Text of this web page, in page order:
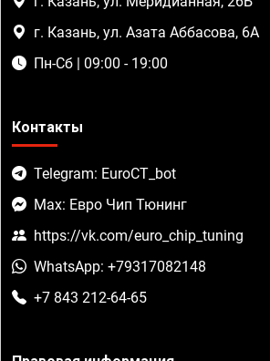
г. Казань, ул. Азата Аббасова, 6А
Пн-Сб | 09:00 - 19:00
Контакты
Telegram: EuroCT_bot
Max: Евро Чип Тюнинг
https://vk.com/euro_chip_tuning
WhatsApp: +79317082148
+7 843 212-64-65